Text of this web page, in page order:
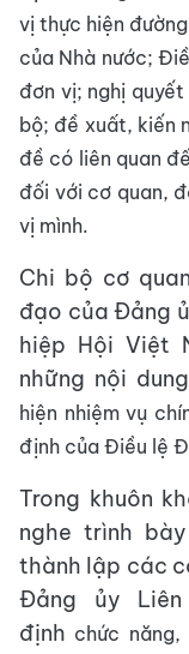
vị thực hiện
của Nhà nước;
đơn vị; nghị
bộ; đề xuất, kiến
đề có liên quan
đối với cơ quan,
vị mình.
Chi bộ cơ
đạo của Đảng
hiệp Hội Việt
những nội
hiện nhiệm vụ
định của Điều lệ
Trong khuôn
nghe trình
thành lập các
Đảng ủy
định chức